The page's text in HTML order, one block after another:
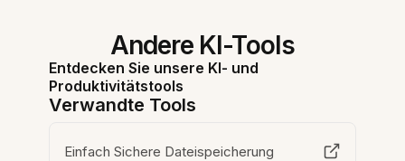
Andere KI-Tools
Entdecken Sie unsere KI- und
Produktivitätstools
Verwandte Tools
Einfach Sichere Dateispeicherung